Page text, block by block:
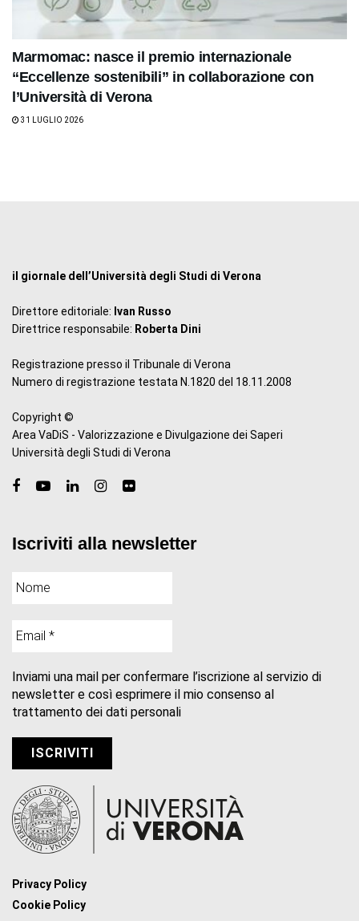
Marmomac: nasce il premio internazionale
“Eccellenze sostenibili” in collaborazione con
l’Università di Verona
31 LUGLIO 2026
il giornale dell’Università degli Studi di Verona
Direttore editoriale: Ivan Russo
Direttrice responsabile: Roberta Dini
Registrazione presso il Tribunale di Verona
Numero di registrazione testata N.1820 del 18.11.2008
Copyright ©
Area VaDiS - Valorizzazione e Divulgazione dei Saperi
Università degli Studi di Verona
Iscriviti alla newsletter
Inviami una mail per confermare l’iscrizione al servizio di
newsletter e così esprimere il mio consenso al
trattamento dei dati personali
Privacy Policy
Cookie Policy